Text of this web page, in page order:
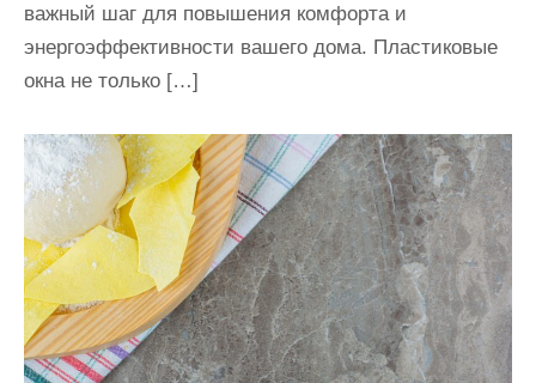
важный шаг для повышения комфорта и
энергоэффективности вашего дома. Пластиковые
окна не только […]